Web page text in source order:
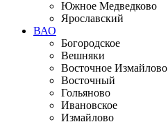
Южное Медведково
Ярославский
ВАО
Богородское
Вешняки
Восточное Измайлово
Восточный
Гольяново
Ивановское
Измайлово